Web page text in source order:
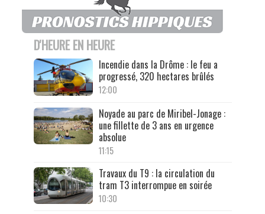
D'HEURE EN HEURE
Incendie dans la Drôme : le feu a
progressé, 320 hectares brûlés
12:00
Noyade au parc de Miribel-Jonage :
une fillette de 3 ans en urgence
absolue
11:15
Travaux du T9 : la circulation du
tram T3 interrompue en soirée
10:30